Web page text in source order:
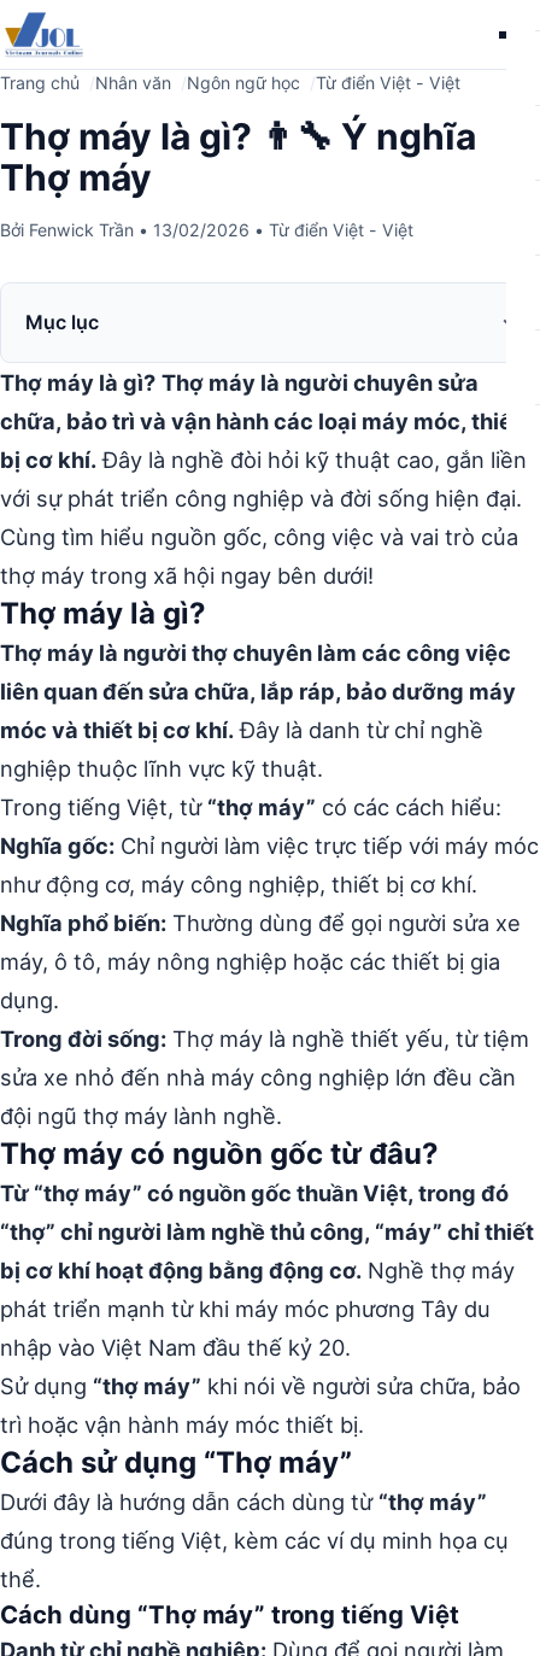
Trang chủ Nhân văn Ngôn ngữ học Từ điển Việt - Việt
Thợ máy là gì? 👨‍🔧 Ý nghĩa
Thợ máy
Bởi Fenwick Trần • 13/02/2026 • Từ điển Việt - Việt
Mục lục
Thợ máy là gì? Thợ máy là người chuyên sửa
chữa, bảo trì và vận hành các loại máy móc, thiết
bị cơ khí.Đây là nghề đòi hỏi kỹ thuật cao, gắn liền
với sự phát triển công nghiệp và đời sống hiện đại.
Cùng tìm hiểu nguồn gốc, công việc và vai trò của
thợ máy trong xã hội ngay bên dưới!
Thợ máy là gì?
Thợ máy là người thợ chuyên làm các công việc
liên quan đến sửa chữa, lắp ráp, bảo dưỡng máy
móc và thiết bị cơ khí.Đây là danh từ chỉ nghề
nghiệp thuộc lĩnh vực kỹ thuật.
Trong tiếng Việt, từ “thợ máy” có các cách hiểu:
Nghĩa gốc: Chỉ người làm việc trực tiếp với máy móc
như động cơ, máy công nghiệp, thiết bị cơ khí.
Nghĩa phổ biến: Thường dùng để gọi người sửa xe
máy, ô tô, máy nông nghiệp hoặc các thiết bị gia
dụng.
Trong đời sống: Thợ máy là nghề thiết yếu, từ tiệm
sửa xe nhỏ đến nhà máy công nghiệp lớn đều cần
đội ngũ thợ máy lành nghề.
Thợ máy có nguồn gốc từ đâu?
Từ “thợ máy” có nguồn gốc thuần Việt, trong đó
“thợ” chỉ người làm nghề thủ công, “máy” chỉ thiết
bị cơ khí hoạt động bằng động cơ. Nghề thợ máy
phát triển mạnh từ khi máy móc phương Tây du
nhập vào Việt Nam đầu thế kỷ 20.
Sử dụng “thợ máy” khi nói về người sửa chữa, bảo
trì hoặc vận hành máy móc thiết bị.
Cách sử dụng “Thợ máy”
Dưới đây là hướng dẫn cách dùng từ “thợ máy”
đúng trong tiếng Việt, kèm các ví dụ minh họa cụ
thể.
Cách dùng “Thợ máy” trong tiếng Việt
Danh từ chỉ nghề nghiệp: Dùng để gọi người làm